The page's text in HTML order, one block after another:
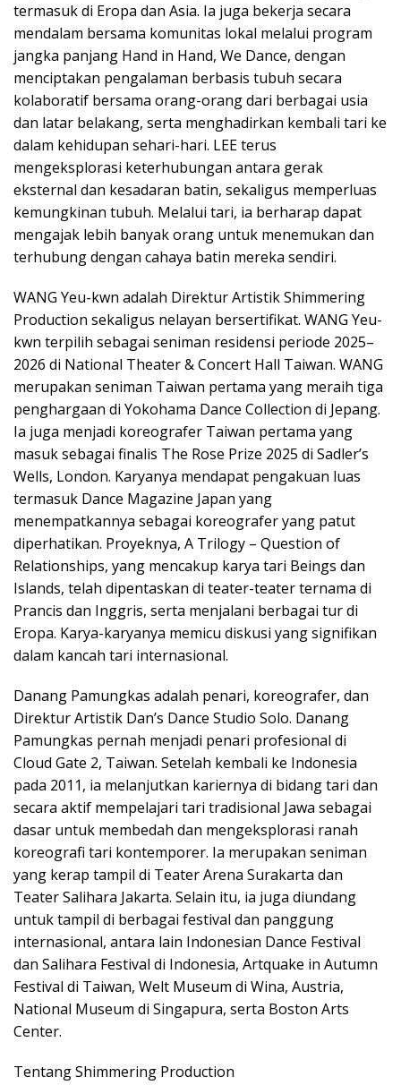
termasuk di Eropa dan Asia. Ia juga bekerja secara
mendalam bersama komunitas lokal melalui program
jangka panjang Hand in Hand, We Dance, dengan
menciptakan pengalaman berbasis tubuh secara
kolaboratif bersama orang-orang dari berbagai usia
dan latar belakang, serta menghadirkan kembali tari ke
dalam kehidupan sehari-hari. LEE terus
mengeksplorasi keterhubungan antara gerak
eksternal dan kesadaran batin, sekaligus memperluas
kemungkinan tubuh. Melalui tari, ia berharap dapat
mengajak lebih banyak orang untuk menemukan dan
terhubung dengan cahaya batin mereka sendiri.
WANG Yeu-kwn adalah Direktur Artistik Shimmering
Production sekaligus nelayan bersertifikat. WANG Yeu-
kwn terpilih sebagai seniman residensi periode 2025–
2026 di National Theater & Concert Hall Taiwan. WANG
merupakan seniman Taiwan pertama yang meraih tiga
penghargaan di Yokohama Dance Collection di Jepang.
Ia juga menjadi koreografer Taiwan pertama yang
masuk sebagai finalis The Rose Prize 2025 di Sadler’s
Wells, London. Karyanya mendapat pengakuan luas
termasuk Dance Magazine Japan yang
menempatkannya sebagai koreografer yang patut
diperhatikan. Proyeknya, A Trilogy – Question of
Relationships, yang mencakup karya tari Beings dan
Islands, telah dipentaskan di teater-teater ternama di
Prancis dan Inggris, serta menjalani berbagai tur di
Eropa. Karya-karyanya memicu diskusi yang signifikan
dalam kancah tari internasional.
Danang Pamungkas adalah penari, koreografer, dan
Direktur Artistik Dan’s Dance Studio Solo. Danang
Pamungkas pernah menjadi penari profesional di
Cloud Gate 2, Taiwan. Setelah kembali ke Indonesia
pada 2011, ia melanjutkan kariernya di bidang tari dan
secara aktif mempelajari tari tradisional Jawa sebagai
dasar untuk membedah dan mengeksplorasi ranah
koreografi tari kontemporer. Ia merupakan seniman
yang kerap tampil di Teater Arena Surakarta dan
Teater Salihara Jakarta. Selain itu, ia juga diundang
untuk tampil di berbagai festival dan panggung
internasional, antara lain Indonesian Dance Festival
dan Salihara Festival di Indonesia, Artquake in Autumn
Festival di Taiwan, Welt Museum di Wina, Austria,
National Museum di Singapura, serta Boston Arts
Center.
Tentang Shimmering Production